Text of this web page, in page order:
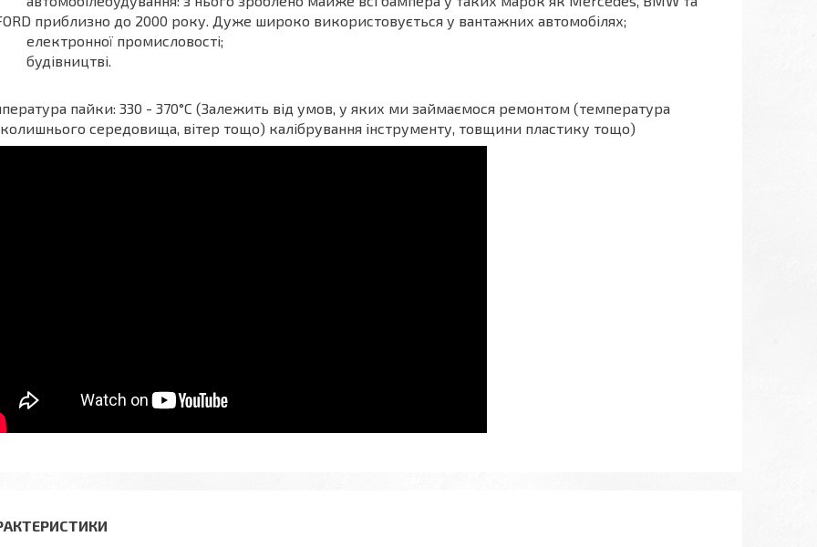
приблизно до 2000 року. Дуже широко використовується у вантажних автомобілях;
електронної промисловості;
будівництві.
пайки: 330 - 370°C (Залежить від умов, у яких ми займаємося ремонтом (температура
середовища, вітер тощо) калібрування інструменту, товщини пластику тощо)